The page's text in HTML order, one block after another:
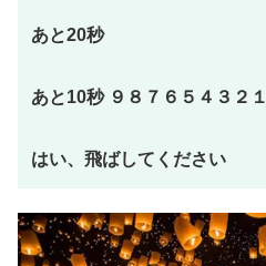
あと20秒
あと10秒 ９８７６５４３２１
はい、飛ばしてください